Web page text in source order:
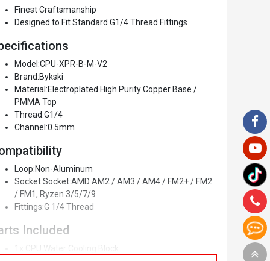
Finest Craftsmanship
Designed to Fit Standard G1/4 Thread Fittings
Model:CPU-XPR-B-M-V2
Brand:Bykski
Material:Electroplated High Purity Copper Base /
PMMA Top
Thread:G1/4
Channel:0.5mm
Loop:Non-Aluminum
Socket:Socket:AMD AM2 / AM3 / AM4 / FM2+ / FM2
/ FM1, Ryzen 3/5/7/9
Fittings:G 1/4 Thread
Included
1x CPU Water Cooling Block